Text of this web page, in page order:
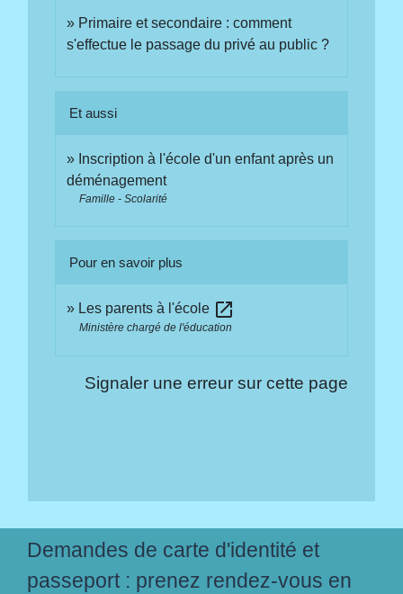
Primaire et secondaire : comment
s'effectue le passage du privé au public ?
Et aussi
Inscription à l'école d'un enfant après un
déménagement
Famille - Scolarité
Pour en savoir plus
Les parents à l'école open_in_new
Ministère chargé de l'éducation
Signaler une erreur sur cette page
Demandes de carte d'identité et
passeport : prenez rendez-vous en